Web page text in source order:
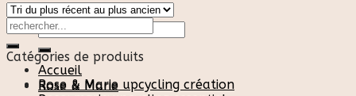
Recherche
pour :
Accueil
Rose & Marie
Catégories de produits
Rose & Marie upcycling création